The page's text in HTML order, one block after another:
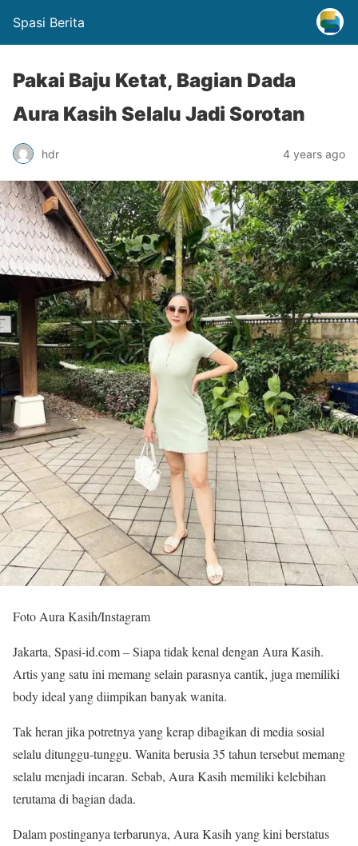
Spasi Berita
Pakai Baju Ketat, Bagian Dada
Aura Kasih Selalu Jadi Sorotan
hdr 4 years ago
Foto Aura Kasih/Instagram
Jakarta, Spasi-id.com – Siapa tidak kenal dengan Aura Kasih.
Artis yang satu ini memang selain parasnya cantik, juga memiliki
body ideal yang diimpikan banyak wanita.
Tak heran jika potretnya yang kerap dibagikan di media sosial
selalu ditunggu-tunggu. Wanita berusia 35 tahun tersebut memang
selalu menjadi incaran. Sebab, Aura Kasih memiliki kelebihan
terutama di bagian dada.
Dalam postinganya terbarunya, Aura Kasih yang kini berstatus